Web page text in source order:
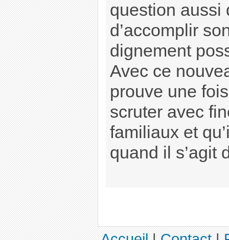
question aussi
d’accomplir
dignement
Avec ce
prouve une
scruter avec
familiaux et
quand il s’agit